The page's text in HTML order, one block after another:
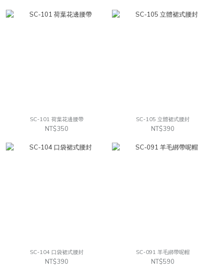
SC-101 荷葉花邊腰帶
NT$350
SC-105 立體裙式腰封
NT$390
SC-104 口袋裙式腰封
NT$390
SC-091 羊毛綁帶呢帽
NT$590